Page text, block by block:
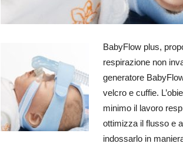
BabyFlow plus,
respirazione non
generatore
velcro e cuffie.
minimo il lavoro
ottimizza il flusso e
indossarlo in